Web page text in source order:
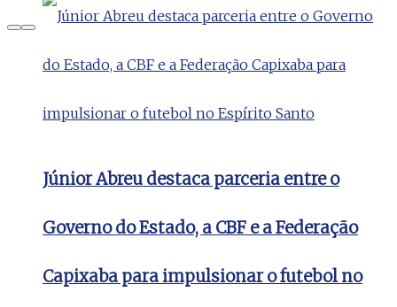
Júnior Abreu destaca parceria entre o
Governo do Estado, a CBF e a Federação
Capixaba para impulsionar o futebol no